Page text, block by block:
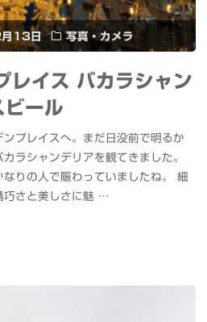
13日 写真・カメラ
レイス バカラシャン
ビール
プレイスへ。まだ日没前で明るか
ラシャンデリアを観てきました。
りの人で賑わっていましたね。 細
巧さと美しさに魅 …